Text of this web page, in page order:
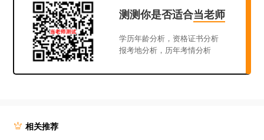
测测你是否适合当老师
学历年龄分析，资格证书分析
报考地分析，历年考情分析
相关推荐